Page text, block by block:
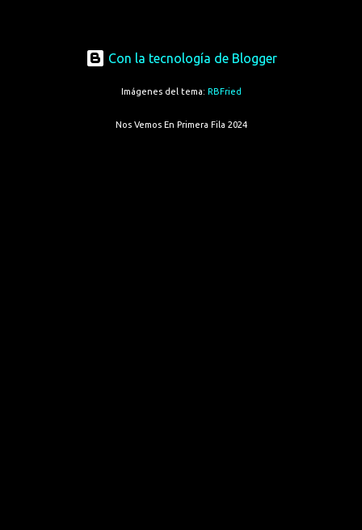
Con la tecnología de Blogger
Imágenes del tema: RBFried
Nos Vemos En Primera Fila 2024